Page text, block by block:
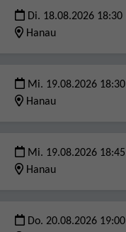
Di. 18.08.2026 18:30
Hanau
Mi. 19.08.2026 18:30
Hanau
Mi. 19.08.2026 18:45
Hanau
Do. 20.08.2026 19:00